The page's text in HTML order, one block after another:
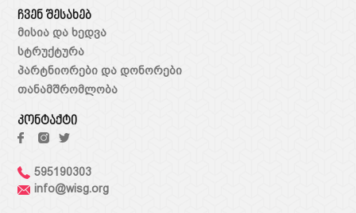
ჩვენ შესახებ
მისია და ხედვა
სტრუქტურა
პარტნიორები და დონორები
თანამშრომლობა
კონტაქტი
595190303
info@wisg.org